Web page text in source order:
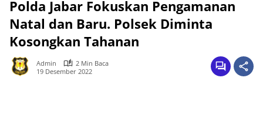
Polda Jabar Fokuskan Pengamanan
Natal dan Baru. Polsek Diminta
Kosongkan Tahanan
Admin
2 Min Baca
19 Desember 2022